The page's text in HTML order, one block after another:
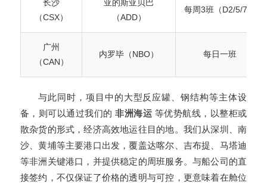
长沙
（CSX）
亚的斯亚贝巴
（ADD）
每周3班（D2/5/7）
广州
（CAN）
内罗毕（NBO） 每日一班
与此同时，项目中的大型反应罐、钢结构等主体设
备，则可以通过我们的非洲海运 等优势航线，以整柜或
散杂货的形式，经济高效地运往目的地。我们从深圳、南
沙、黄埔等主要港口出发，覆盖达喀尔、吉布提、马塔迪
等非洲关键港口，并提供稳定的周班服务。与船公司的直
接签约，不仅保证了价格的透明与可控，更意味着在舱位